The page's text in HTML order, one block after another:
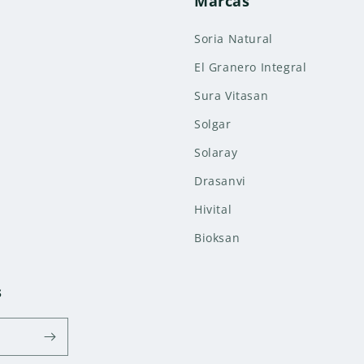
Soria Natural
El Granero Integral
Sura Vitasan
Solgar
Solaray
Drasanvi
Hivital
Bioksan